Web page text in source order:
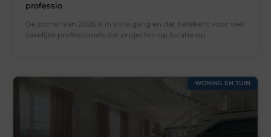
professio
De zomer van 2026 is in volle gang en dat betekent voor veel
zakelijke professionals dat projecten op locatie op
WONING EN TUIN